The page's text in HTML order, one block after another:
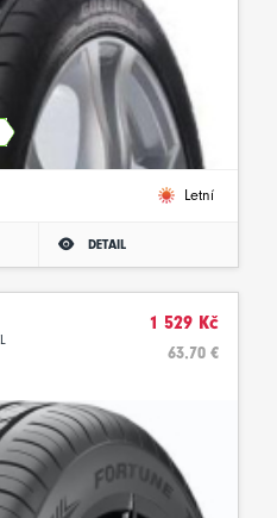
Letní
DETAIL
1 529 Kč
63.70 €